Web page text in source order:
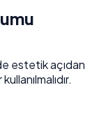
estetik açıdan